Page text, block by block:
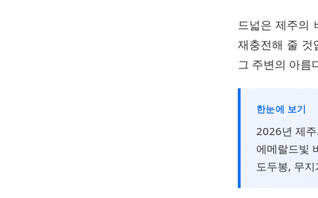
드넓은 제주의
재충전해 줄 것
그 주변의 아름
한눈에 보기
2026년 제
에메랄드빛
도두봉, 무